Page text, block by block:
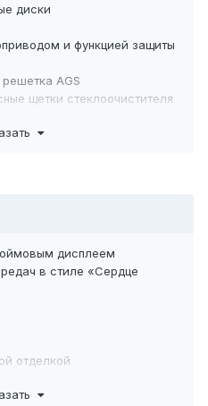
диски
и функцией защиты
AGS
щетки стеклоочистителя
двухслойное
двухслойное
двери
боковом окне
дисплеем
в стиле «Сердце
отделкой